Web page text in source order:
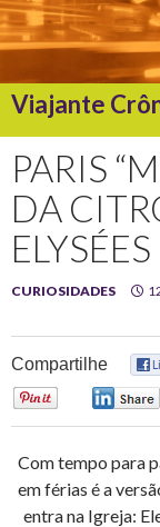
Viajante
TO
CONTENT
PARIS
DA
ELYSÉES
CURIOSIDADES
Compartilhe
Com tempo para
em férias é a
entra na Igreja: